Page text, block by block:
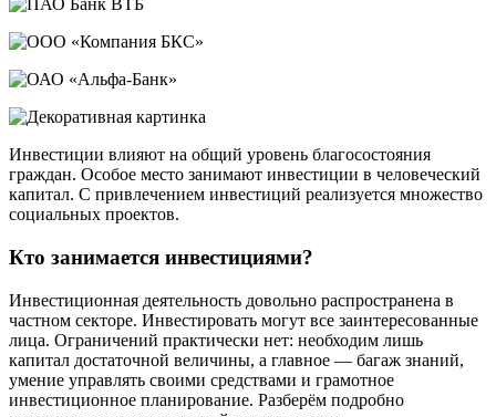
Инвестиции влияют на общий уровень благосостояния
граждан. Особое место занимают инвестиции в человеческий
капитал. С привлечением инвестиций реализуется множество
социальных проектов.
Кто занимается инвестициями?
Инвестиционная деятельность довольно распространена в
частном секторе. Инвестировать могут все заинтересованные
лица. Ограничений практически нет: необходим лишь
капитал достаточной величины, а главное — багаж знаний,
умение управлять своими средствами и грамотное
инвестиционное планирование. Разберём подробно